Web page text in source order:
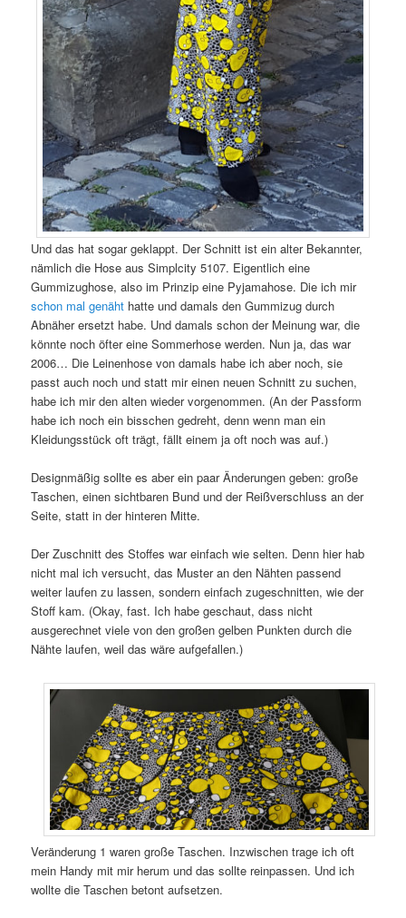
Und das hat sogar geklappt. Der Schnitt ist ein alter Bekannter,
nämlich die Hose aus Simplcity 5107. Eigentlich eine
Gummizughose, also im Prinzip eine Pyjamahose. Die ich mir
schon mal genäht hatte und damals den Gummizug durch
Abnäher ersetzt habe. Und damals schon der Meinung war, die
könnte noch öfter eine Sommerhose werden. Nun ja, das war
2006… Die Leinenhose von damals habe ich aber noch, sie
passt auch noch und statt mir einen neuen Schnitt zu suchen,
habe ich mir den alten wieder vorgenommen. (An der Passform
habe ich noch ein bisschen gedreht, denn wenn man ein
Kleidungsstück oft trägt, fällt einem ja oft noch was auf.)
Designmäßig sollte es aber ein paar Änderungen geben: große
Taschen, einen sichtbaren Bund und der Reißverschluss an der
Seite, statt in der hinteren Mitte.
Der Zuschnitt des Stoffes war einfach wie selten. Denn hier hab
nicht mal ich versucht, das Muster an den Nähten passend
weiter laufen zu lassen, sondern einfach zugeschnitten, wie der
Stoff kam. (Okay, fast. Ich habe geschaut, dass nicht
ausgerechnet viele von den großen gelben Punkten durch die
Nähte laufen, weil das wäre aufgefallen.)
Veränderung 1 waren große Taschen. Inzwischen trage ich oft
mein Handy mit mir herum und das sollte reinpassen. Und ich
wollte die Taschen betont aufsetzen.